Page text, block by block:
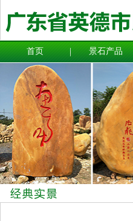
首页 景石产品